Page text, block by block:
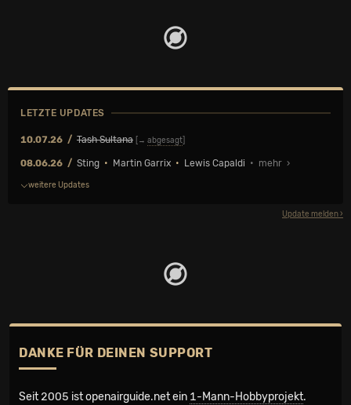
LETZTE UPDATES
10.07.26 Tash Sultana [→ abgesagt
08.06.26 Sting • Martin Garrix • Lewis Capaldi • mehr ›
weitere Updates
Update melden
DANKE FÜR DEINEN SUPPORT
Seit 2005 ist openairguide.net ein 1-Mann-Hobbyprojekt.